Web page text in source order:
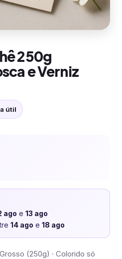
250g
e Verniz
útil
ago e 13 ago
14 ago e 18 ago
(250g) · Colorido só